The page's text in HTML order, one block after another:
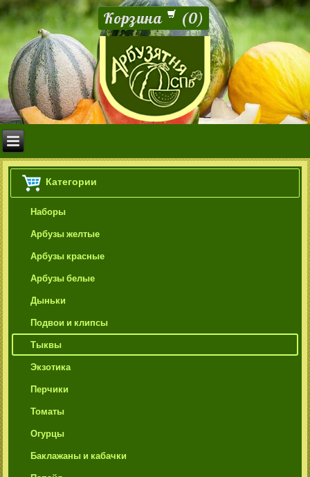
Корзина (0)
Категории
Наборы
Арбузы желтые
Арбузы красные
Арбузы белые
Дыньки
Подвои и клипсы
Тыквы
Экзотика
Перчики
Томаты
Огурцы
Баклажаны и кабачки